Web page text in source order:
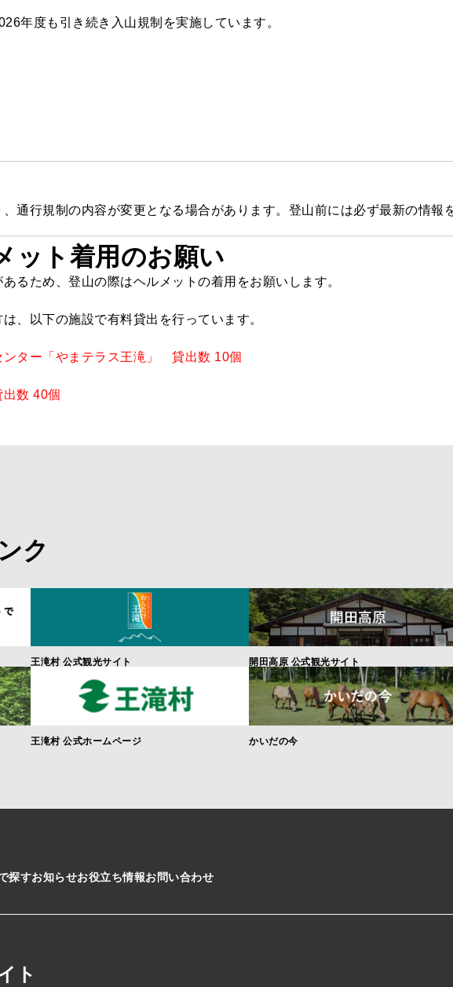
年度も引き続き入山規制を実施しています。
通行規制の内容が変更となる場合があります。登山前には必ず最新の情報
ット着用のお願い
るため、登山の際はヘルメットの着用をお願いします。
、以下の施設で有料貸出を行っています。
ンター「やまテラス王滝」 貸出数 10個
数 40個
ク
王滝村 公式観光サイト 開田高原 公式観光サイト
王滝村 公式ホームページ かいだの今
探すお知らせお役立ち情報お問い合わせ
ト